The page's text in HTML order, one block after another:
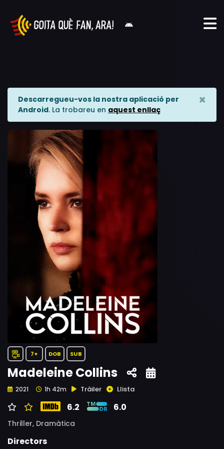
Descarregueu-vos la nostra aplicació per
Android. La trobareu en aquest enllaç
×
7+ DOB SUB
Madeleine Collins
2021 1h 42m Tràiler Llista
6.2 6.0
Thriller, Dramàtica
Directors